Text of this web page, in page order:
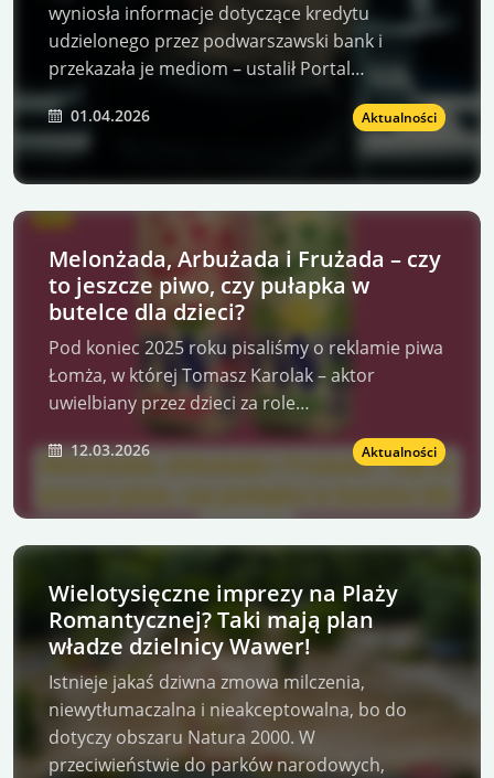
wyniosła informacje dotyczące kredytu
udzielonego przez podwarszawski bank i
przekazała je mediom – ustalił Portal…
01.04.2026 Aktualności
Melonżada, Arbużada i Frużada – czy
to jeszcze piwo, czy pułapka w
butelce dla dzieci?
Pod koniec 2025 roku pisaliśmy o reklamie piwa
Łomża, w której Tomasz Karolak – aktor
uwielbiany przez dzieci za role…
12.03.2026 Aktualności
Wielotysięczne imprezy na Plaży
Romantycznej? Taki mają plan
władze dzielnicy Wawer!
Istnieje jakaś dziwna zmowa milczenia,
niewytłumaczalna i nieakceptowalna, bo do
dotyczy obszaru Natura 2000. W
przeciwieństwie do parków narodowych,